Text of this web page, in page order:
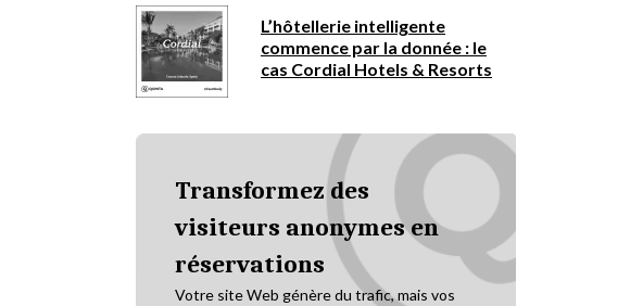
L’hôtellerie intelligente
commence par la donnée : le
cas Cordial Hotels & Resorts
Transformez des
visiteurs anonymes en
réservations
Votre site Web génère du trafic, mais vos